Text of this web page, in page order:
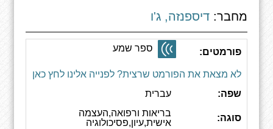
מחבר:דיספנזה, ג'ו
פורמטים: ספר שמע
לא מצאת את הפורמט שרצית? לפנייה אלינו לחץ כאן
שפה:
עברית
סוגה:
בריאות ורפואה,העצמה
אישית,עיון,פסיכולוגיה